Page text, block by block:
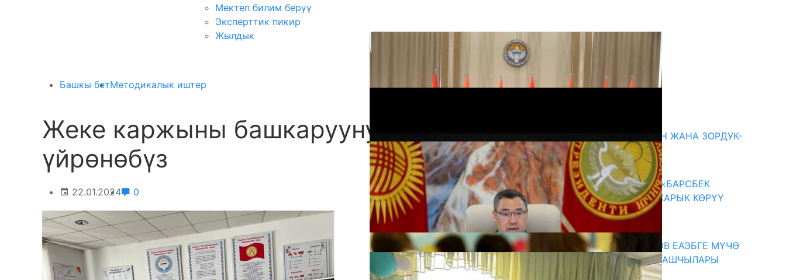
Мектеп билим берүү
Эксперттик пикир
Жылдык
Башкы бетМетодикалык иштер
Жеке каржыны башкарууну
үйрөнөбүз
22.01.2024 0
ГЕНДЕРДИК БАСМЫРЛООДОН ЖАНА ЗОРДУК-
ЗОМБУЛУКТАН КОРГОО
07.08.2026
КЫРГЫЗ ТАРЫХЫ ТАСМАДА: «БАРСБЕК
КАГАН» КӨРКӨМ ТАСМАСЫ ЖАРЫК КӨРҮҮ
АЛДЫНДА
07.08.2026
ПРЕЗИДЕНТ САДЫР ЖАПАРОВ ЕАЭБГЕ МҮЧӨ
МАМЛЕКЕТТЕРДИН ӨКМӨТ БАШЧЫЛАРЫ
МЕНЕН ЖОЛУГУШТУ